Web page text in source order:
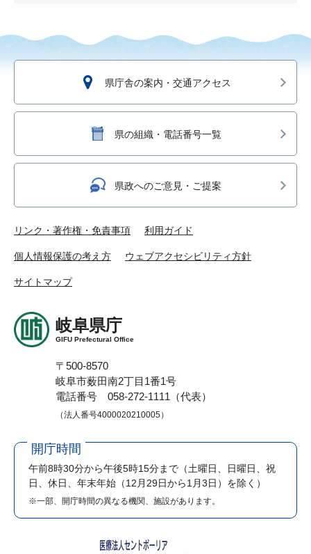
県庁舎の案内・交通アクセス
県の組織・電話番号一覧
県政へのご意見・ご提案
リンク・著作権・免責事項 利用ガイド
個人情報保護の考え方 ウェブアクセシビリティ方針
サイトマップ
岐阜県庁
GIFU Prefectural Office
〒500-8570
岐阜市薮田南2丁目1番1号
電話番号 058-272-1111（代表）
（法人番号4000020210005）
開庁時間
午前8時30分から午後5時15分まで （土曜日、日曜日、祝
日、休日、年末年始（12月29日から1月3日）を除く）
※一部、開庁時間の異なる機関、施設があります。